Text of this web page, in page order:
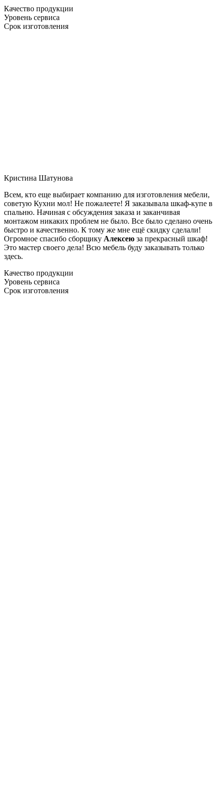
Качество продукции
Уровень сервиса
Срок изготовления
Кристина Шатунова
Всем, кто еще выбирает компанию для изготовления мебели,
советую Кухни мол! Не пожалеете! Я заказывала шкаф-купе в
спальню. Начиная с обсуждения заказа и заканчивая
монтажом никаких проблем не было. Все было сделано очень
быстро и качественно. К тому же мне ещё скидку сделали!
Огромное спасибо сборщику Алексею за прекрасный шкаф!
Это мастер своего дела! Всю мебель буду заказывать только
здесь.
Качество продукции
Уровень сервиса
Срок изготовления